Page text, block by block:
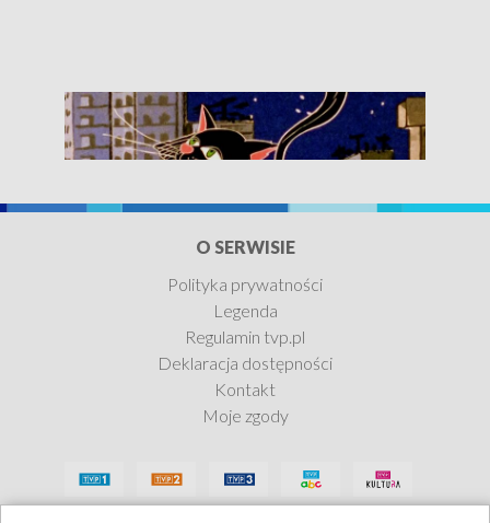
Siedem życzeń
O SERWISIE
Polityka prywatności
Legenda
Regulamin tvp.pl
Deklaracja dostępności
Kontakt
Moje zgody